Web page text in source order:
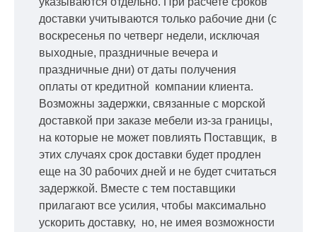
доставки учитываются только рабочие дни (с
воскресенья по четверг недели, исключая
выходные, праздничные вечера и
праздничные дни) от даты получения
оплаты от кредитной компании клиента.
Возможны задержки, связанные с морской
доставкой при заказе мебели из-за границы,
на которые не может повлиять Поставщик, в
этих случаях срок доставки будет продлен
еще на 30 рабочих дней и не будет считаться
задержкой. Вместе с тем поставщики
прилагают все усилия, чтобы максимально
ускорить доставку, но, не имея возможности